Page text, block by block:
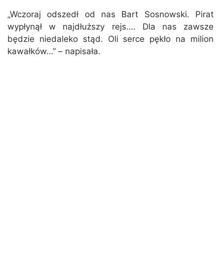
„Wczoraj odszedł od nas Bart Sosnowski. Pirat
wypłynął w najdłuższy rejs…. Dla nas zawsze
będzie niedaleko stąd. Oli serce pękło na milion
kawałków…” – napisała.